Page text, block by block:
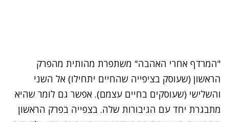
"המרדף אחרי האהבה" משתפרת מהותית מהפרק
הראשון (שעוסק בציפייה שהחיים יתחילו) אל השני
והשלישי (שעוסקים בחיים עצמם). אפשר גם לומר שהיא
מתבגרת יחד עם הגיבורות שלה. בצפייה בפרק הראשון